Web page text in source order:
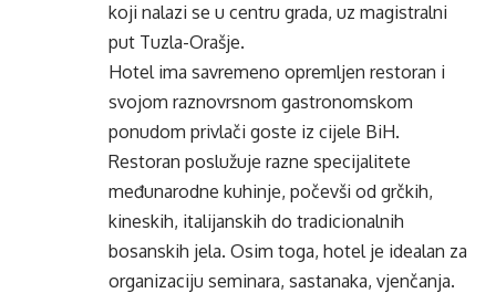
koji nalazi se u centru grada, uz magistralni
put Tuzla-Orašje.
Hotel ima savremeno opremljen restoran i
svojom raznovrsnom gastronomskom
ponudom privlači goste iz cijele BiH.
Restoran poslužuje razne specijalitete
međunarodne kuhinje, počevši od grčkih,
kineskih, italijanskih do tradicionalnih
bosanskih jela. Osim toga, hotel je idealan za
organizaciju seminara, sastanaka, vjenčanja.